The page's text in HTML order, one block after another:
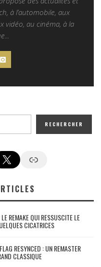
à l’automobile, aux
vidéo, au cinéma, à la
RECHERCHER
X Google News
REMAKE QUI RESSUSCITE LE
CICATRICES
RESYNCED : UN REMASTER
CLASSIQUE